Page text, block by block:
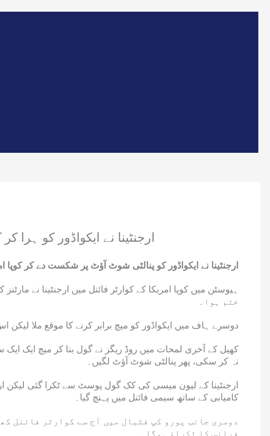
ارجنٹینا نے ایکواڈور کو ہرا
ارجنٹینا نے ایکواڈور کو پنالٹی شوٹ آؤٹ پر شکست دے کر کوپا
ختم ہوا۔
دوسرے ہاف میں ایکواڈور کو میچ برابر کرنے کا موقع ملا لیکن
کھیل کے آخری لمحات میں روڈ ریگز نے گول بنا کر میچ ایک ایک
نہ کر سکی، پھر پنالٹی شوٹ آؤٹ لگیں۔
کامیابی کے ساتھ سیمی فائنل میں پہنچ گیا۔
دوسری جانب یورو کپ فٹبال میں آج سے کوارٹر فائنل
فرانس کا ٹکراؤ ہوگا۔